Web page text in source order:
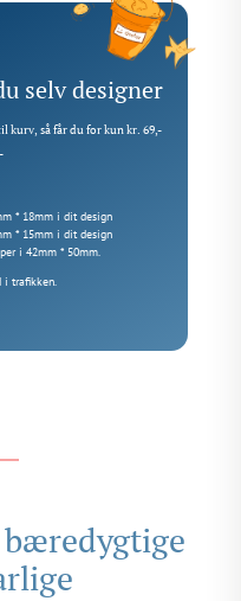
selv designer
kurv, så får du for kun kr. 69,-
* 18mm i dit design
* 15mm i dit design
i 42mm * 50mm.
i trafikken.